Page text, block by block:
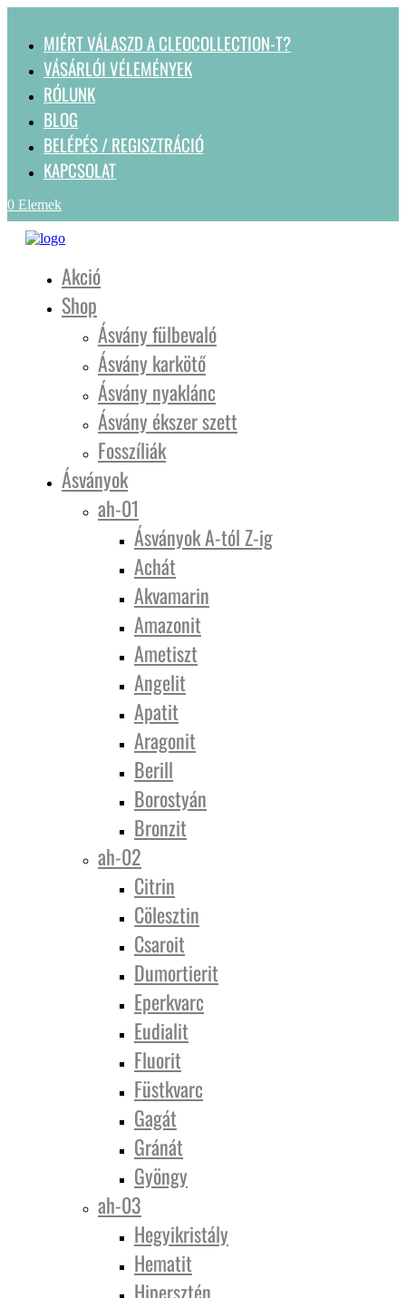
MIÉRT VÁLASZD A CLEOCOLLECTION-T?
VÁSÁRLÓI VÉLEMÉNYEK
RÓLUNK
BLOG
BELÉPÉS / REGISZTRÁCIÓ
KAPCSOLAT
0 Elemek
Akció
Shop
Ásvány fülbevaló
Ásvány karkötő
Ásvány nyaklánc
Ásvány ékszer szett
Fosszíliák
Ásványok
ah-01
Ásványok A-tól Z-ig
Achát
Akvamarin
Amazonit
Ametiszt
Angelit
Apatit
Aragonit
Berill
Borostyán
Bronzit
ah-02
Citrin
Cölesztin
Csaroit
Dumortierit
Eperkvarc
Eudialit
Fluorit
Füstkvarc
Gagát
Gránát
Gyöngy
ah-03
Hegyikristály
Hematit
Hipersztén